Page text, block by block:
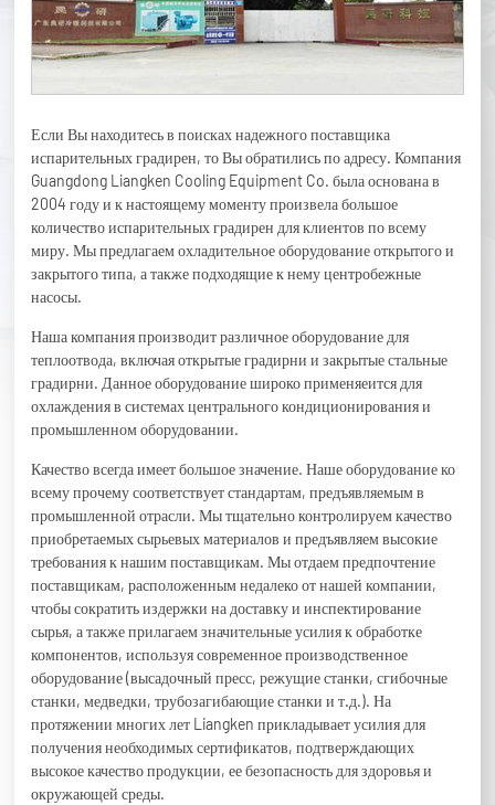
Если Вы находитесь в поисках надежного поставщика
испарительных градирен, то Вы обратились по адресу. Компания
Guangdong Liangken Cooling Equipment Co. была основана в
2004 году и к настоящему моменту произвела большое
количество испарительных градирен для клиентов по всему
миру. Мы предлагаем охладительное оборудование открытого и
закрытого типа, а также подходящие к нему центробежные
насосы.
Наша компания производит различное оборудование для
теплоотвода, включая открытые градирни и закрытые стальные
градирни. Данное оборудование широко применяеится для
охлаждения в системах центрального кондиционирования и
промышленном оборудовании.
Качество всегда имеет большое значение. Наше оборудование ко
всему прочему соответствует стандартам, предъявляемым в
промышленной отрасли. Мы тщательно контролируем качество
приобретаемых сырьевых материалов и предъявляем высокие
требования к нашим поставщикам. Мы отдаем предпочтение
поставщикам, расположенным недалеко от нашей компании,
чтобы сократить издержки на доставку и инспектирование
сырья, а также прилагаем значительные усилия к обработке
компонентов, используя современное производственное
оборудование (высадочный пресс, режущие станки, сгибочные
станки, медведки, трубозагибающие станки и т.д.). На
протяжении многих лет Liangken прикладывает усилия для
получения необходимых сертификатов, подтверждающих
высокое качество продукции, ее безопасность для здоровья и
окружающей среды.